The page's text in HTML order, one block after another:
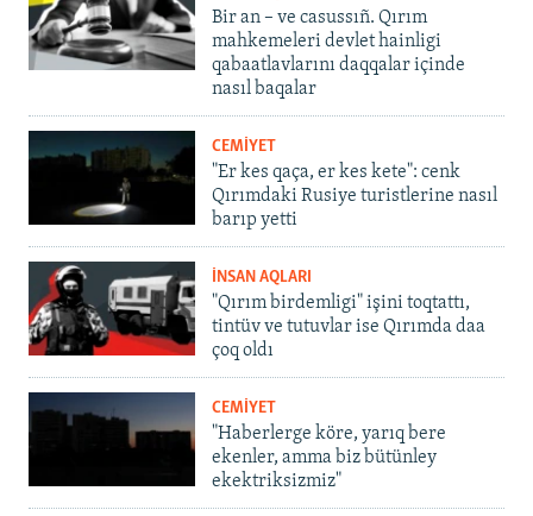
Bir an – ve casussıñ. Qırım
mahkemeleri devlet hainligi
qabaatlavlarını daqqalar içinde
nasıl baqalar
CEMİYET
"Er kes qaça, er kes kete": cenk
Qırımdaki Rusiye turistlerine nasıl
barıp yetti
İNSAN AQLARI
"Qırım birdemligi" işini toqtattı,
tintüv ve tutuvlar ise Qırımda daa
çoq oldı
CEMİYET
"Haberlerge köre, yarıq bere
ekenler, amma biz bütünley
ekektriksizmiz"